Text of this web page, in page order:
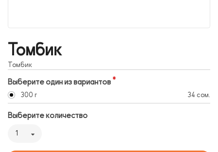
Томбик
Томбик
Выберите один из вариантов
300 г 34 сом.
Выберите количество
1